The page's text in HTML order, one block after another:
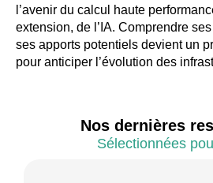
l’avenir du calcul haute
extension, de l’IA. Comprendre
ses apports potentiels devient un
pour anticiper l’évolution des
Nos dernières
Sélectionnées